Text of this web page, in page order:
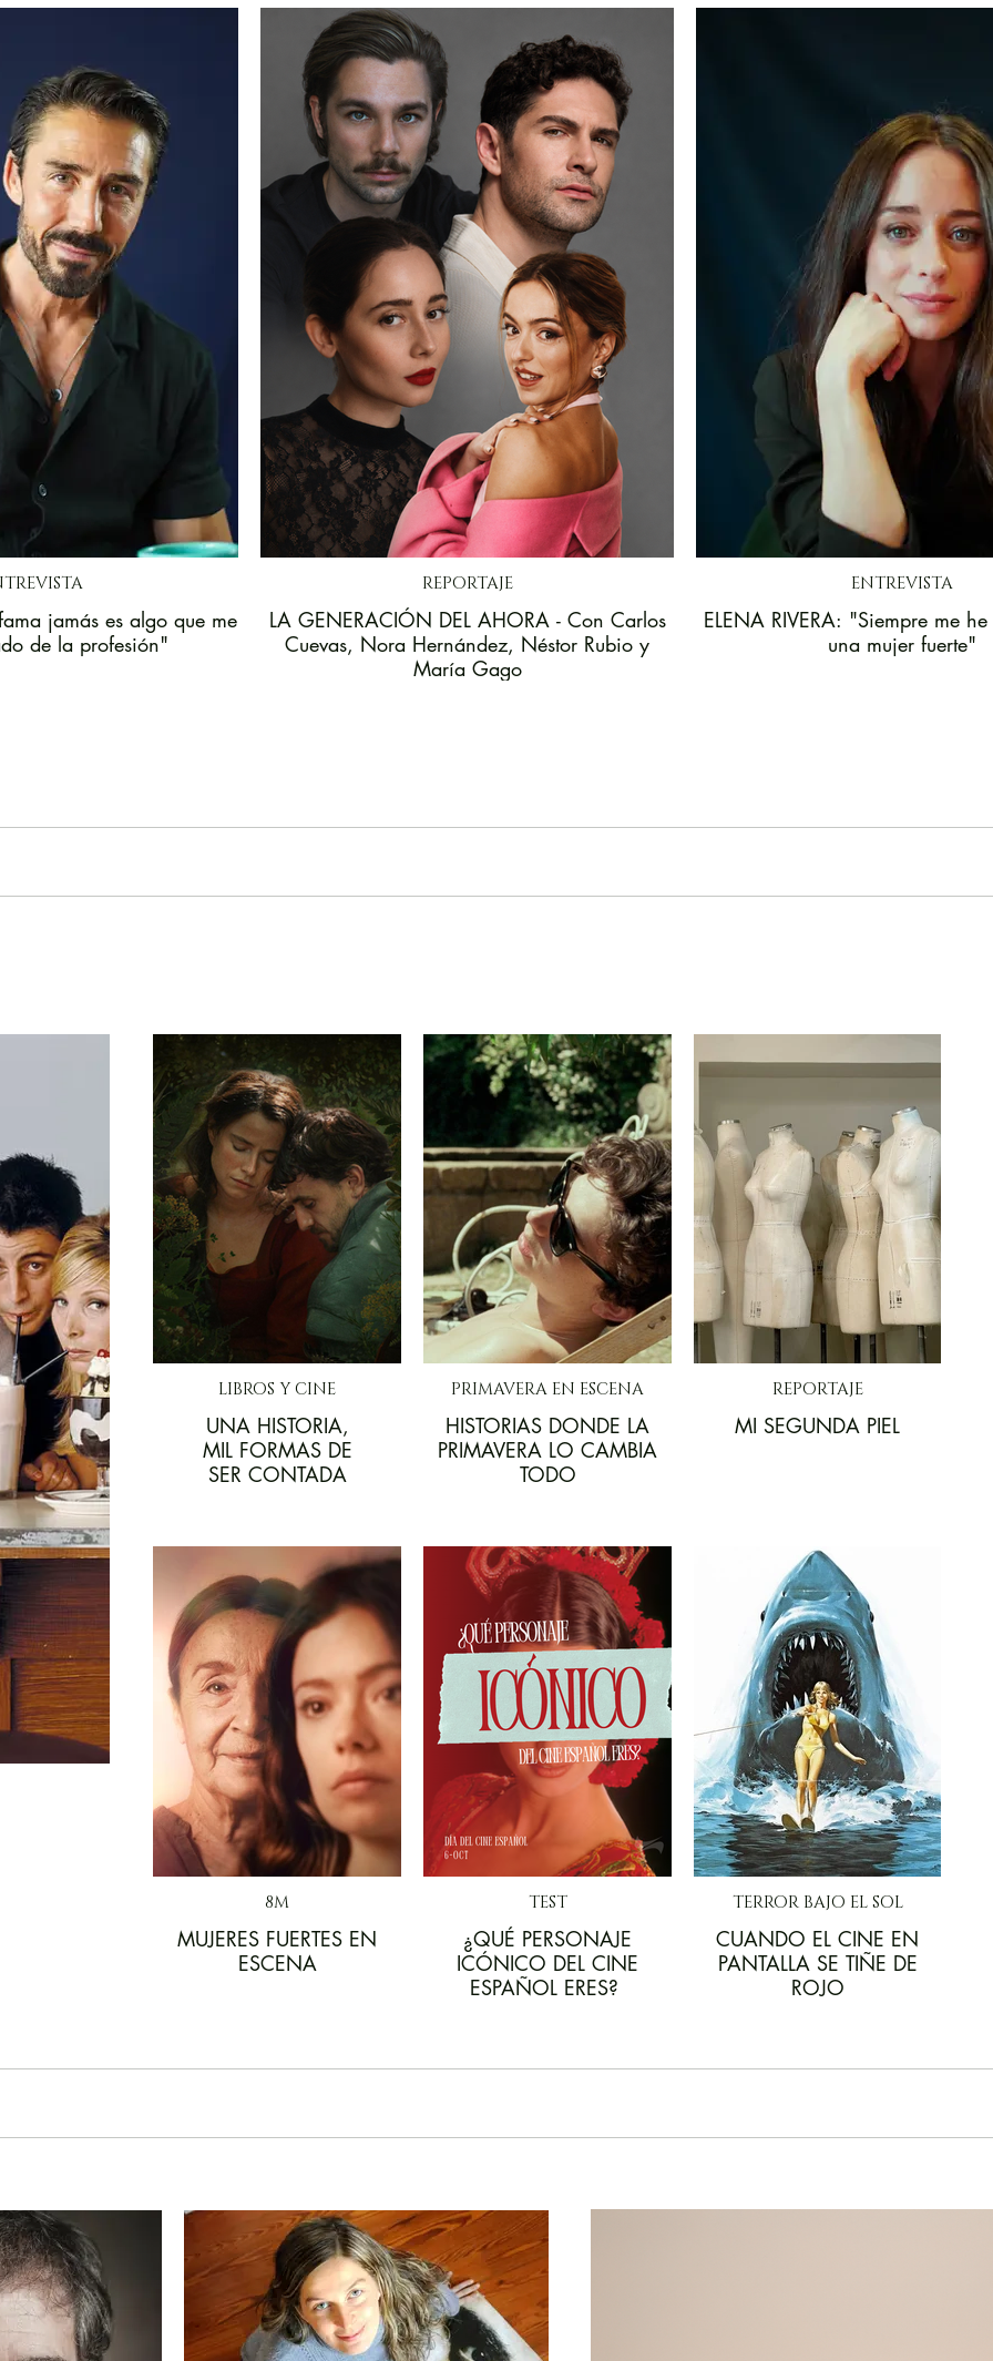
jamás es algo que me
de la profesión"
REPORTAJE
LA GENERACIÓN DEL AHORA - Con Carlos
Cuevas, Nora Hernández, Néstor Rubio y
María Gago
ENTREVISTA
ELENA RIVERA: "Siempre me
una mujer fuerte"
LIBROS Y CINE
UNA HISTORIA,
MIL FORMAS DE
SER CONTADA
PRIMAVERA EN ESCENA
HISTORIAS DONDE LA
PRIMAVERA LO CAMBIA
TODO
REPORTAJE
MI SEGUNDA PIEL
8M
MUJERES FUERTES EN
ESCENA
TEST
¿QUÉ PERSONAJE
ICÓNICO DEL CINE
ESPAÑOL ERES?
TERROR BAJO EL SOL
CUANDO EL CINE EN
PANTALLA SE TIÑE DE
ROJO